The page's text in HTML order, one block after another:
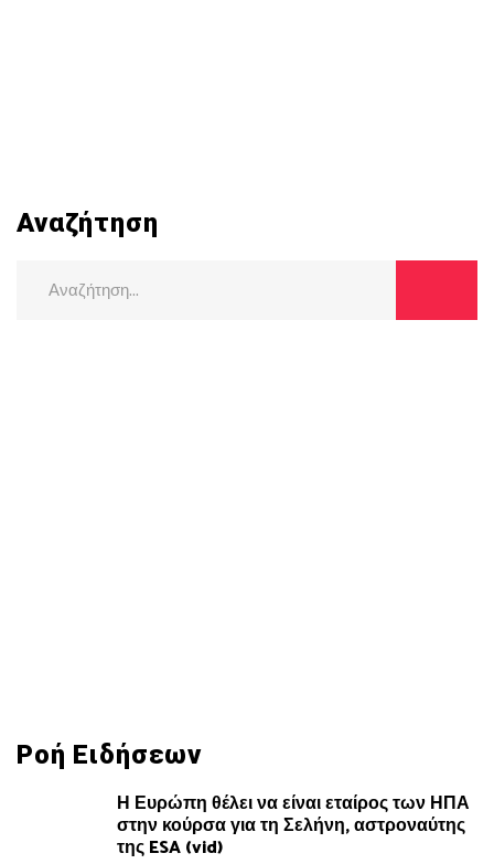
Αναζήτηση
Ροή Ειδήσεων
Η Ευρώπη θέλει να είναι εταίρος των ΗΠΑ
στην κούρσα για τη Σελήνη, αστροναύτης
της ESA (vid)